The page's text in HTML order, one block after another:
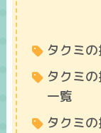
タクミ
タクミ
一覧
タクミ